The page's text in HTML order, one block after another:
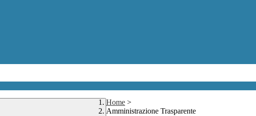
Home >
Amministrazione Trasparente